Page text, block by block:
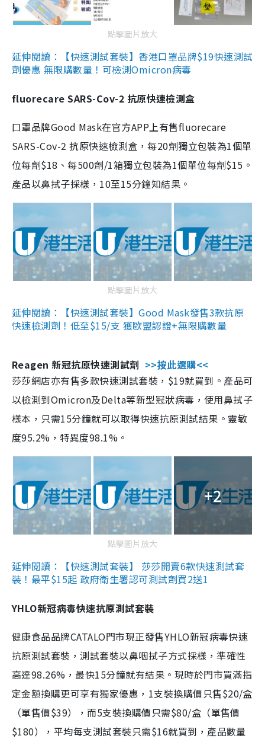
點擊圖片放大
延伸閱讀：【快速測試套裝】香港口罩品牌$19快速測試
劑優惠 無限購數量！可檢測Omicron病毒
fluorecare SARS-Cov-2 抗原快速檢測盒
口罩品牌Good Mask在官方APP上有售fluorecare
SARS-Cov-2 抗原快速檢測盒，每20劑獨立包裝為1個單
位每劑$18、每500劑/1箱獨立包裝為1個單位每劑$15。
產品以鼻拭子採樣，10至15分鐘知結果。
點擊圖片放大
延伸閱讀：【快速測試套裝】Good Mask發售3款抗原
快速檢測劑！低至$15/支 獲歐盟認證+無限購數量
Reagen 新冠抗原快速測試劑 >>按此選購<<
莎莎網店亦有售多款快速測試套裝，$19就買到。產品可
以檢測到Omicron及Delta等新型冠狀病毒，使用鼻拭子
樣本，只需15分鐘就可以取得快速抗原測試結果。靈敏
度95.2%，特異度98.1%。
+2
點擊圖片放大
延伸閱讀：【快速測試套裝】 莎莎開賣6款快速測試套
裝！最平$15起 政府衛生署認可測試劑買2送1
YHLO新冠病毒快速抗原測試套裝
健康食品品牌CATALO門市現正發售YHLO新冠病毒快速
抗原測試套裝，測試套裝以鼻咽拭子方式採樣，準確性
高達98.26%，最快15分鐘就有結果。現時於門市買滿指
定金額換購更可享有獨家優惠，1支裝換購價只售$20/盒
（單售價$39），而5支裝換購價只需$80/盒（單售價
$180），平均每支測試套裝只需$16就買到，產品數量